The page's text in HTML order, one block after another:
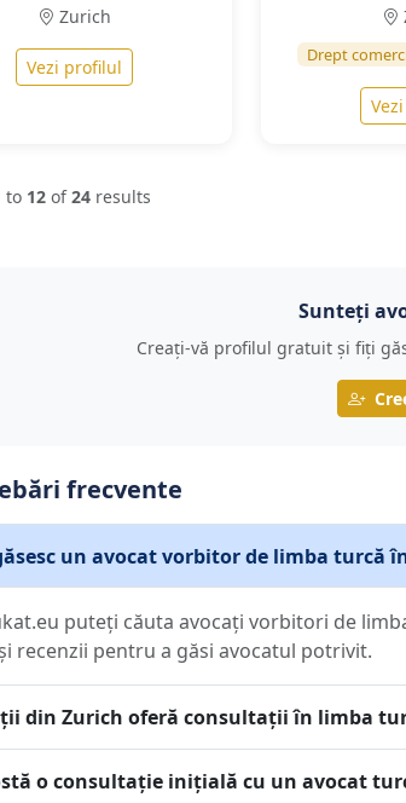
Zurich
Vezi profilul
Drept
to 12 of24 results
Sunteți
Creați-vă profilul gratuit și fiți
frecvente
un avocat vorbitor de limba turcă
puteți căuta avocați vorbitori de
recenzii pentru a găsi avocatul potrivit.
din Zurich oferă consultații în limba
o consultație inițială cu un avocat